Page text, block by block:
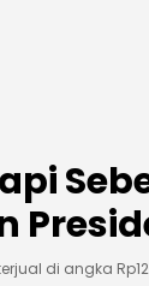
di angka